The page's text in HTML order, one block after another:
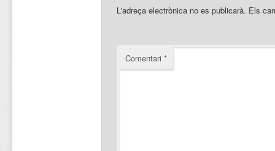
L'adreça electrònica no es publicarà. Els
Comentari *